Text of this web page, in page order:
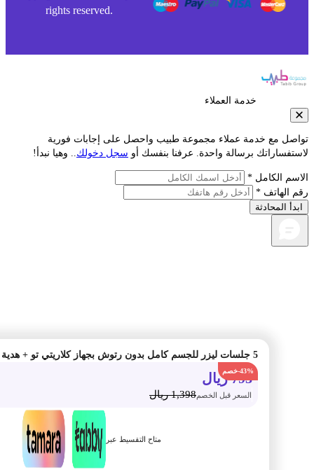
-43%
793 ريال
السعر قبل الخصم1,398 ريال
متاح التقسيط عبر
rights reserved.
خدمة العملاء
مع خدمة عملاء مجموعة طبيب واحصل على إجابات فورية
برسالة واحدة. عرفنا بنفسك أوسجل دخولك.. وهيا نبدأ!
الكامل *
الهاتف *
المحادثة